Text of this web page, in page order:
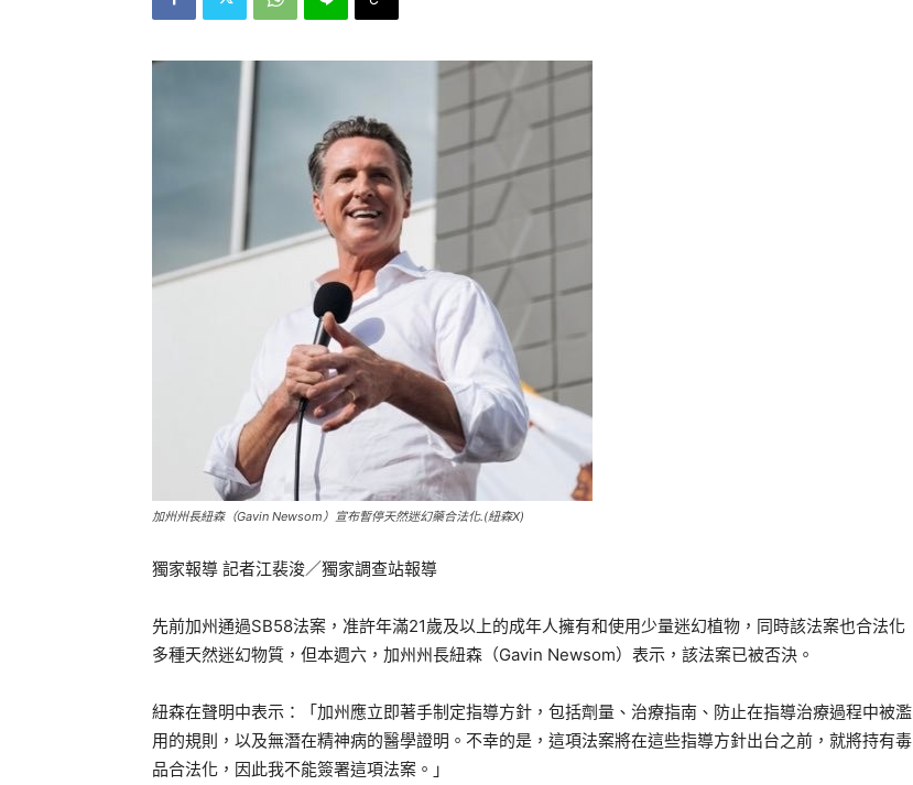
加州州長紐森（Gavin Newsom）宣布暫停天然迷幻藥合法化.(紐森X)
獨家報導 記者江裴浚／獨家調查站報導
先前加州通過SB58法案，准許年滿21歲及以上的成年人擁有和使用少量迷幻植物，同時該法案也合法化
多種天然迷幻物質，但本週六，加州州長紐森（Gavin Newsom）表示，該法案已被否決。
紐森在聲明中表示：「加州應立即著手制定指導方針，包括劑量、治療指南、防止在指導治療過程中被濫
用的規則，以及無潛在精神病的醫學證明。不幸的是，這項法案將在這些指導方針出台之前，就將持有毒
品合法化，因此我不能簽署這項法案。」